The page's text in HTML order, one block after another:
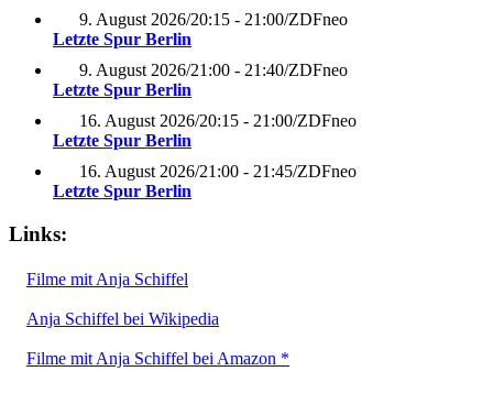
9. August 2026/20:15 - 21:00/ZDFneo
Letzte Spur Berlin
9. August 2026/21:00 - 21:40/ZDFneo
Letzte Spur Berlin
16. August 2026/20:15 - 21:00/ZDFneo
Letzte Spur Berlin
16. August 2026/21:00 - 21:45/ZDFneo
Letzte Spur Berlin
Links:
Filme mit Anja Schiffel
Anja Schiffel bei Wikipedia
Filme mit Anja Schiffel bei Amazon *